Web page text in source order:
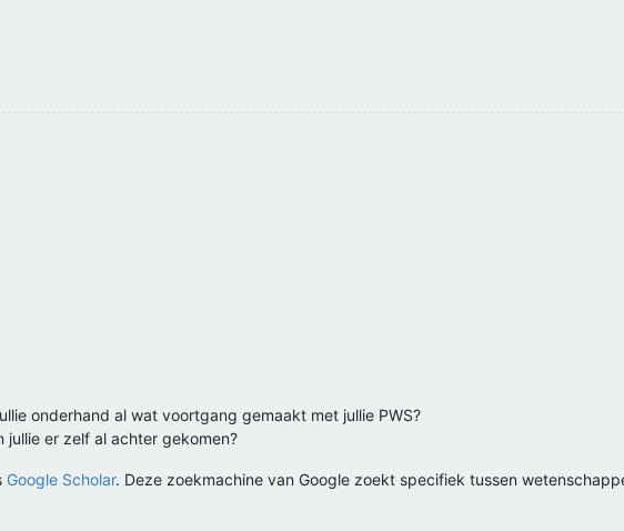
onderhand al wat voortgang gemaakt met jullie PWS?
er zelf al achter gekomen?
Google Scholar. Deze zoekmachine van Google zoekt specifiek tussen